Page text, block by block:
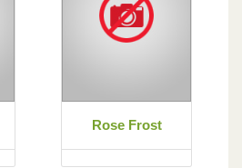
Rose Frost